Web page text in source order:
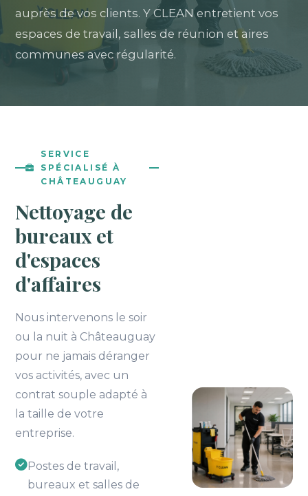
auprès de vos clients. Y CLEAN entretient vos
espaces de travail, salles de réunion et aires
communes avec régularité.
SERVICE
SPÉCIALISÉ À
CHÂTEAUGUAY
Nettoyage de
bureaux et
d'espaces
d'affaires
Nous intervenons le soir
ou la nuit à Châteauguay
pour ne jamais déranger
vos activités, avec un
contrat souple adapté à
la taille de votre
entreprise.
Postes de travail,
bureaux et salles de